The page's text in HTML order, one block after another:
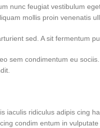
nunc feugiat vestibulum
mollis proin venenatis
sed. A sit fermentum
sem condimentum eu
ridiculus adipis cing
condim entum in vulputate